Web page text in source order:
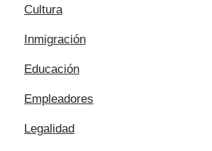
Cultura
Inmigración
Educación
Empleadores
Legalidad